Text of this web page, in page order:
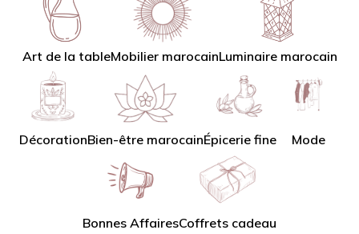
Art de la tableMobilier marocainLuminaire marocain
DécorationBien-être marocainÉpicerie fine Mode
Bonnes AffairesCoffrets cadeau